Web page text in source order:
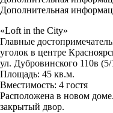
Дополнительная
«Loft in the City»
Главные
уголок в центре
ул. Дубровинского 110в (5/
Площадь: 45 кв.м.
Вместимость: 4 гостя
Расположена в новом
закрытый двор.